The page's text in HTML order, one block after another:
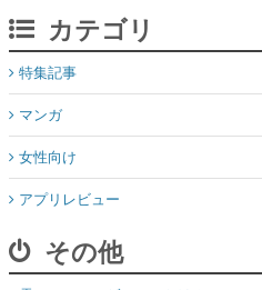
カテゴリ
特集記事
マンガ
女性向け
アプリレビュー
その他